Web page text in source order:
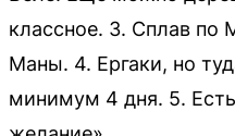
классное. 3. Сплав по
Маны. 4. Ергаки, но
минимум 4 дня. 5.